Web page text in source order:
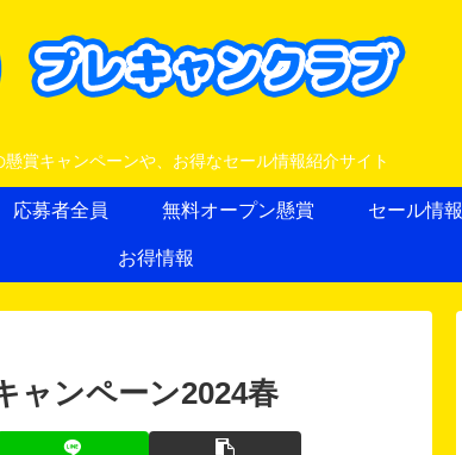
懸賞キャンペーンや、お得なセール情報紹介サイト
応募者全員 無料オープン懸賞 セール情報
お得情報
ャンペーン2024春